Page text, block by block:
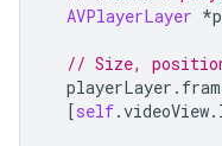
AVPlayerLayer *
// Size,
playerLayer .
[self.videoView.